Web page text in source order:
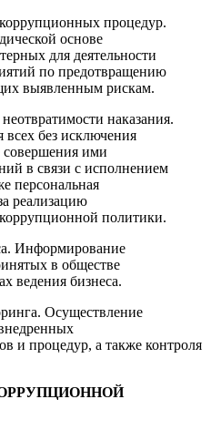
процедур.
основе
для деятельности
по предотвращению
выявленным рискам.
наказания.
всех без исключения
совершения ими
в связи с исполнением
персональная
реализацию
политики.
Информирование
в обществе
ведения бизнеса.
Осуществление
и процедур, а также контроля